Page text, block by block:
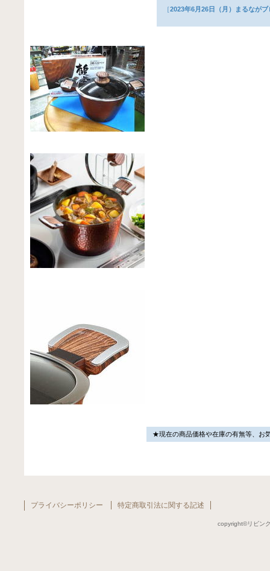
［2023年6月26日（月）まるながブ
★現在の商品価格や在庫の有無等、お
copyright©リビン
プライバシーポリシー 特定商取引法に関する記述